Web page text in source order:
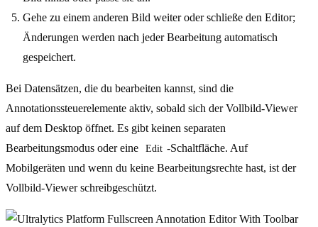
Gehe zu einem anderen Bild weiter oder schließe den Editor;
Änderungen werden nach jeder Bearbeitung automatisch
gespeichert.
Bei Datensätzen, die du bearbeiten kannst, sind die
Annotationssteuerelemente aktiv, sobald sich der Vollbild-Viewer
auf dem Desktop öffnet. Es gibt keinen separaten
Bearbeitungsmodus oder eine
Edit -Schaltfläche. Auf
Mobilgeräten und wenn du keine Bearbeitungsrechte hast, ist der
Vollbild-Viewer schreibgeschützt.